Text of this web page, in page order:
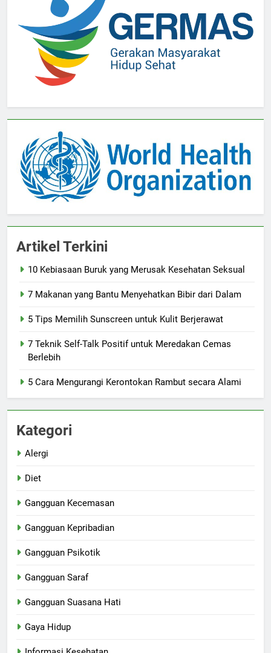
Artikel Terkini
10 Kebiasaan Buruk yang Merusak Kesehatan Seksual
7 Makanan yang Bantu Menyehatkan Bibir dari Dalam
5 Tips Memilih Sunscreen untuk Kulit Berjerawat
7 Teknik Self-Talk Positif untuk Meredakan Cemas
Berlebih
5 Cara Mengurangi Kerontokan Rambut secara Alami
Kategori
Alergi
Diet
Gangguan Kecemasan
Gangguan Kepribadian
Gangguan Psikotik
Gangguan Saraf
Gangguan Suasana Hati
Gaya Hidup